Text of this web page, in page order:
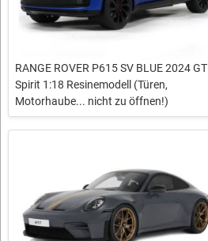
RANGE ROVER P615 SV BLUE 2024 GT
Spirit 1:18 Resinemodell (Türen,
Motorhaube... nicht zu öffnen!)